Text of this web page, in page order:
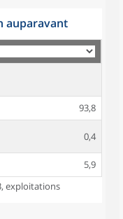
auparavant
93,8
0,4
5,9
exploitations